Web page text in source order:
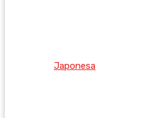
Japonesa